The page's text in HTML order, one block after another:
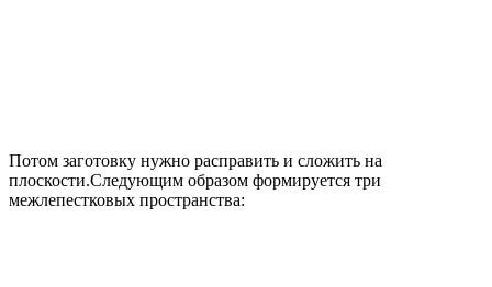
Потом заготовку нужно расправить и сложить на
плоскости.Следующим образом формируется три
межлепестковых пространства: